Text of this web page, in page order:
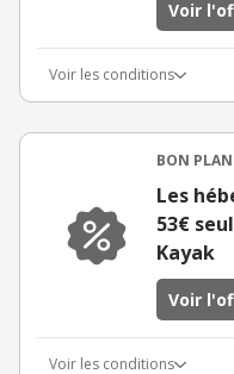
Voir
Voir les conditions
BON PLAN
Les
53€
Kayak
Voir
Voir les conditions